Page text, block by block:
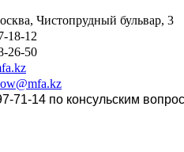
Чистопрудный бульвар, 3
18-12
26-50
71-14 по консульским